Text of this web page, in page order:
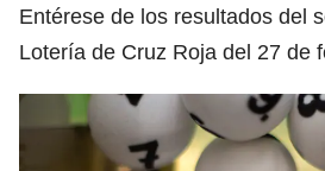
Entérese de los resultados del
Lotería de Cruz Roja del 27 de